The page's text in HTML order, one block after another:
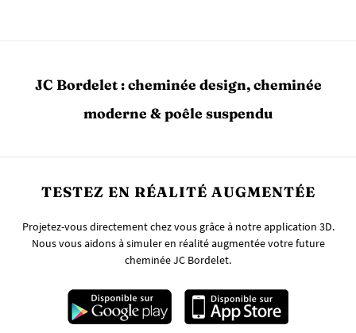
JC Bordelet : cheminée design, cheminée
moderne & poêle suspendu
TESTEZ EN RÉALITÉ AUGMENTÉE
Projetez-vous directement chez vous grâce à notre application 3D.
Nous vous aidons à simuler en réalité augmentée votre future
cheminée JC Bordelet.